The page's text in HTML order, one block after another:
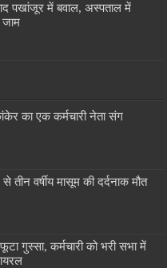
पखांजूर में बवाल, अस्पताल में
का एक कर्मचारी नेता संग
वर्षीय मासूम की दर्दनाक मौत
गुस्सा, कर्मचारी को भरी सभा में